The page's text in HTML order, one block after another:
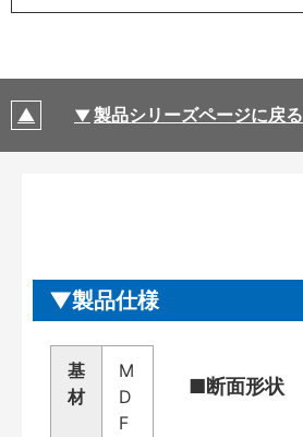
製品シリーズページに戻る
製品仕様
基
材
M
D
F
■断面形状